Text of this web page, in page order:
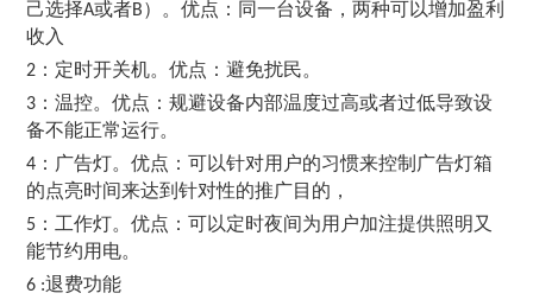
己选择A或者B）。优点：同一台设备，两种可以增加盈利
收入
2：定时开关机。优点：避免扰民。
3：温控。优点：规避设备内部温度过高或者过低导致设
备不能正常运行。
4：广告灯。优点：可以针对用户的习惯来控制广告灯箱
的点亮时间来达到针对性的推广目的，
5：工作灯。优点：可以定时夜间为用户加注提供照明又
能节约用电。
6 :退费功能